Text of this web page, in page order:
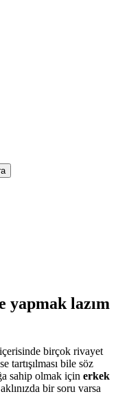
yapmak lazım
birçok rivayet
tartışılması bile söz
sahip olmak için erkek
bir soru varsa